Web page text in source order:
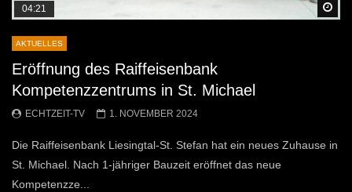
04:21
AKTUELLES
Eröffnung des Raiffeisenbank
Kompetenzzentrums in St. Michael
ECHTZEIT-TV 1. NOVEMBER 2024
Die Raiffeisenbank Liesingtal-St. Stefan hat ein neues Zuhause in
St. Michael. Nach 1-jähriger Bauzeit eröffnet das neue
Kompetenzze...